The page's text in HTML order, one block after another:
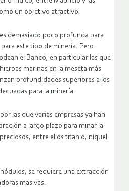
un objetivo atractivo.
demasiado poco profunda para
este tipo de minería. Pero
el Banco, en particular las que
marinas en la meseta más
profundidades superiores a los
para la minería.
las que varias empresas ya han
a largo plazo para minar la
entre ellos titanio, níquel
se requiere una extracción
masivas.